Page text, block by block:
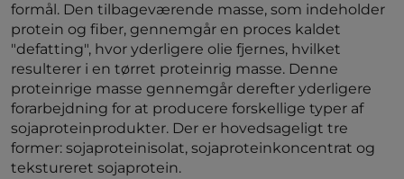
formål. Den tilbageværende masse, som indeholder
protein og fiber, gennemgår en proces kaldet
"defatting", hvor yderligere olie fjernes, hvilket
resulterer i en tørret proteinrig masse. Denne
proteinrige masse gennemgår derefter yderligere
forarbejdning for at producere forskellige typer af
sojaproteinprodukter. Der er hovedsageligt tre
former: sojaproteinisolat, sojaproteinkoncentrat og
tekstureret sojaprotein.